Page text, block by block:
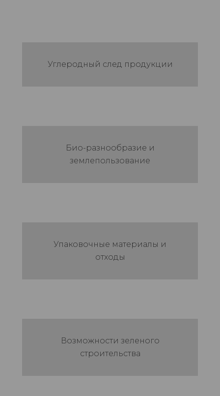
Углеродный след продукции
Био-разнообразие и
землепользование
Упаковочные материалы и
отходы
Возможности зеленого
строительства